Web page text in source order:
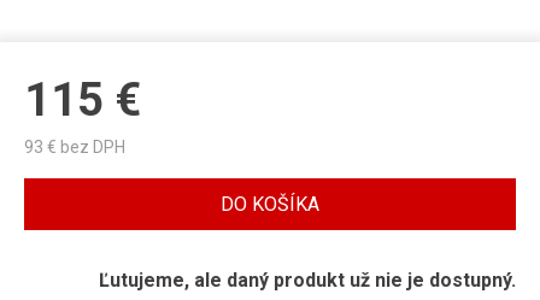
115 €
93 € bez DPH
DO KOŠÍKA
Ľutujeme, ale daný produkt už nie je dostupný.